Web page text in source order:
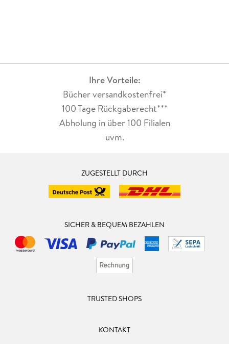
Ihre Vorteile:
Bücher versandkostenfrei*
100 Tage Rückgaberecht***
Abholung in über 100 Filialen
uvm.
ZUGESTELLT DURCH
SICHER & BEQUEM BEZAHLEN
TRUSTED SHOPS
KONTAKT